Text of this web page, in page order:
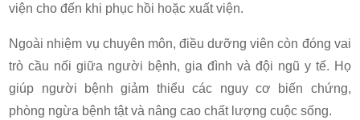
viện cho đến khi phục hồi hoặc xuất viện.
Ngoài nhiệm vụ chuyên môn, điều dưỡng viên còn đóng vai
trò cầu nối giữa người bệnh, gia đình và đội ngũ y tế. Họ
giúp người bệnh giảm thiểu các nguy cơ biến chứng,
phòng ngừa bệnh tật và nâng cao chất lượng cuộc sống.